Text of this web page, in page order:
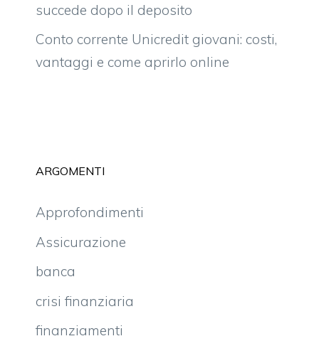
succede dopo il deposito
Conto corrente Unicredit giovani: costi,
vantaggi e come aprirlo online
ARGOMENTI
Approfondimenti
Assicurazione
banca
crisi finanziaria
finanziamenti